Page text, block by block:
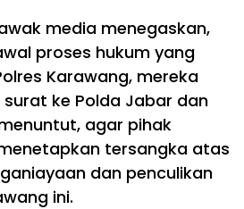
media menegaskan,
proses hukum yang
Karawang, mereka
ke Polda Jabar dan
agar pihak
tersangka atas
dan penculikan
ini.